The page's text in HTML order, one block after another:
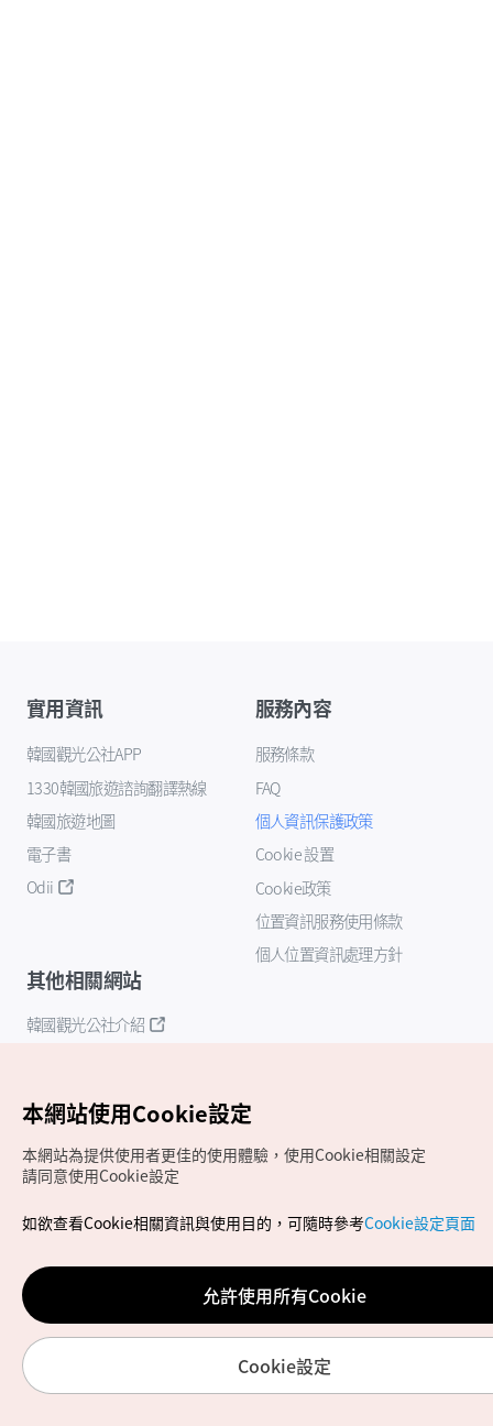
實用資訊
韓國觀光公社APP
1330韓國旅遊諮詢翻譯熱線
韓國旅遊地圖
電子書
Odii
服務內容
服務條款
FAQ
個人資訊保護政策
Cookie 設置
Cookie政策
位置資訊服務使用條款
個人位置資訊處理方針
其他相關網站
韓國觀光公社介紹
Copyrights (c) 韓國觀光公社版權所有
如有相關疑問或建議，歡迎來信至官方信箱
chinese_big5@knto.or.kr
本網站使用Cookie設定
本網站為提供使用者更佳的使用體驗，使用Cookie相關設定
請同意使用Cookie設定
如欲查看Cookie相關資訊與使用目的，可隨時參考Cookie設定頁面
允許使用所有Cookie
Cookie設定